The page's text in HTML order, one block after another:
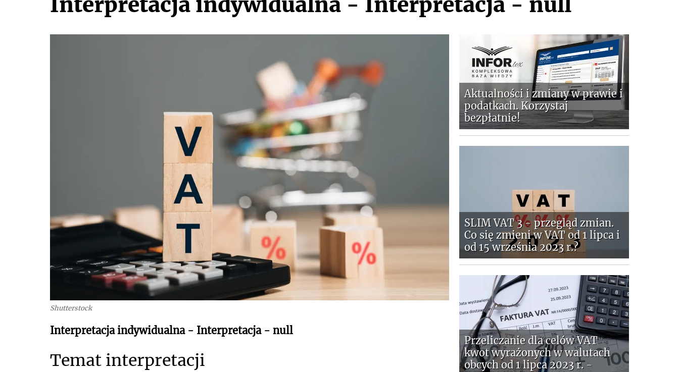
Shutterstock
Interpretacja indywidualna - Interpretacja - null
Temat interpretacji
Aktualności i zmiany w prawie i
podatkach. Korzystaj
bezpłatnie!
SLIM VAT 3 - przegląd zmian.
Co się zmieni w VAT od 1 lipca i
od 15 września 2023 r.?
Przeliczanie dla celów VAT
kwot wyrażonych w walutach
obcych od 1 lipca 2023 r. -